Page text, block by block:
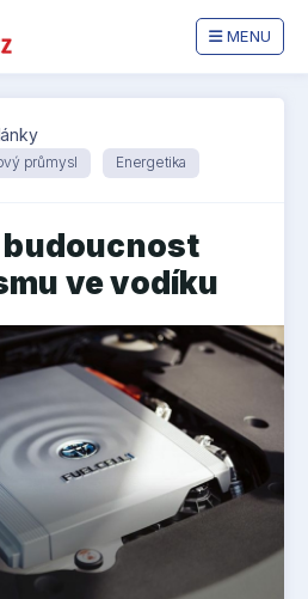
MENU
průmysl Energetika
ve vodíku